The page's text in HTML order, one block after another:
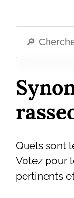
Quels sont
Votez pour
pertinents